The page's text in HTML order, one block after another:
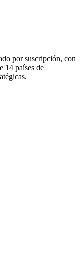
por suscripción, con
14 países de